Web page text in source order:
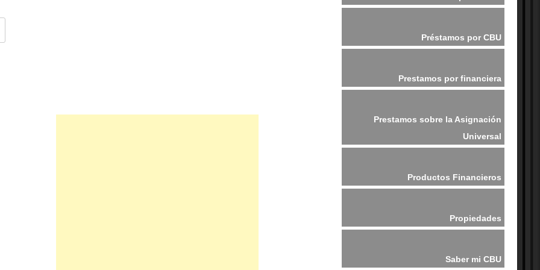
Préstamos por CBU
Prestamos por financiera
Prestamos sobre la Asignación
Universal
Productos Financieros
Propiedades
Saber mi CBU